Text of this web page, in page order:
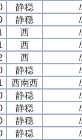
静穏
静穏
西
西
西
静穏
西南西
静穏
静穏
静穏
静穏